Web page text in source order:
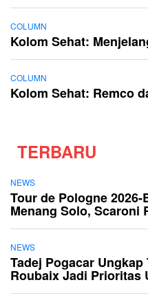
COLUMN
Kolom Sehat:
COLUMN
Kolom Sehat: Remco
TERBARU
NEWS
Tour de Pologne
Menang Solo, Scaroni
NEWS
Tadej Pogacar
Roubaix Jadi Prioritas